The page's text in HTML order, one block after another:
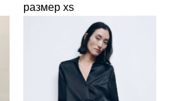
размер xs